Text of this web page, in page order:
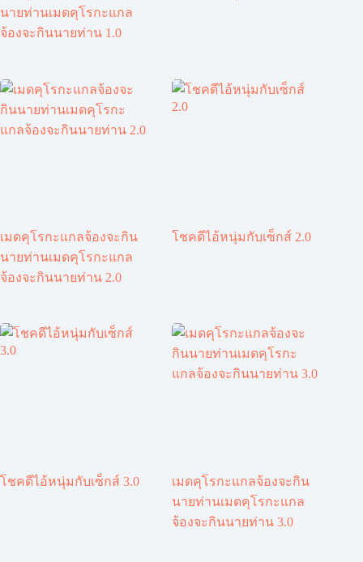
นายท่านเมดคุโรกะแกล
จ้องจะกินนายท่าน 1.0
เมดคุโรกะแกลจ้องจะกิน
นายท่านเมดคุโรกะแกล
จ้องจะกินนายท่าน 2.0
โชคดีไอ้หนุ่มกับเซ็กส์ 2.0
โชคดีไอ้หนุ่มกับเซ็กส์ 3.0
เมดคุโรกะแกลจ้องจะกิน
นายท่านเมดคุโรกะแกล
จ้องจะกินนายท่าน 3.0